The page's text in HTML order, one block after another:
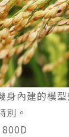
身內建的模
別。